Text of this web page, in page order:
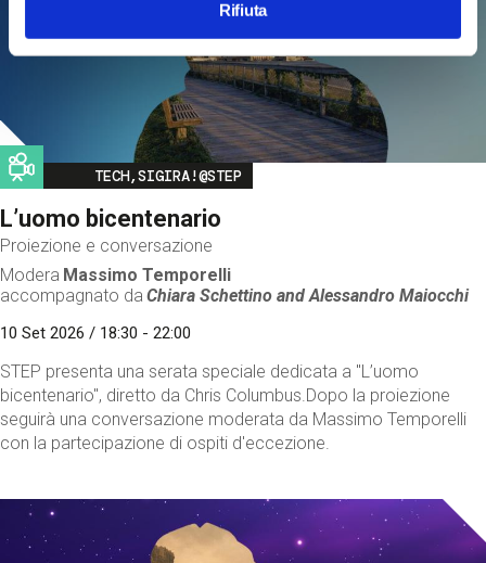
Rifiuta
Image
TECH,SIGIRA!@STEP
L’uomo bicentenario
Proiezione e conversazione
Modera Massimo Temporelli
accompagnato da Chiara Schettino andAlessandro Maiocchi
10 Set 2026 / 18:30 - 22:00
STEP presenta una serata speciale dedicata a "L’uomo
bicentenario", diretto da Chris Columbus.Dopo la proiezione
seguirà una conversazione moderata da Massimo Temporelli
con la partecipazione di ospiti d'eccezione.